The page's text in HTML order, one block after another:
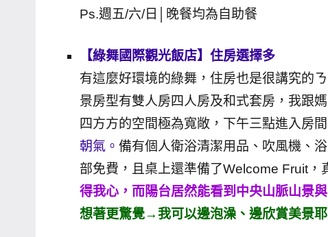
持、
座、
Ps.週五/六/日│晚餐均為自助餐
【綠舞國際觀光飯店】住房選擇多
有這麼好環境的綠舞，住房也是很講究的
景房型有雙人房四人房及和式套房，我跟
四方方的空間極為寬敞，下午三點進入房
朝氣。 備有個人衛浴清潔用品、吹風機、
部免費，且桌上還準備了Welcome Fruit，
得我心，而陽台居然能看到中央山脈山景
想著更驚覺→我可以邊泡澡、邊欣賞美景